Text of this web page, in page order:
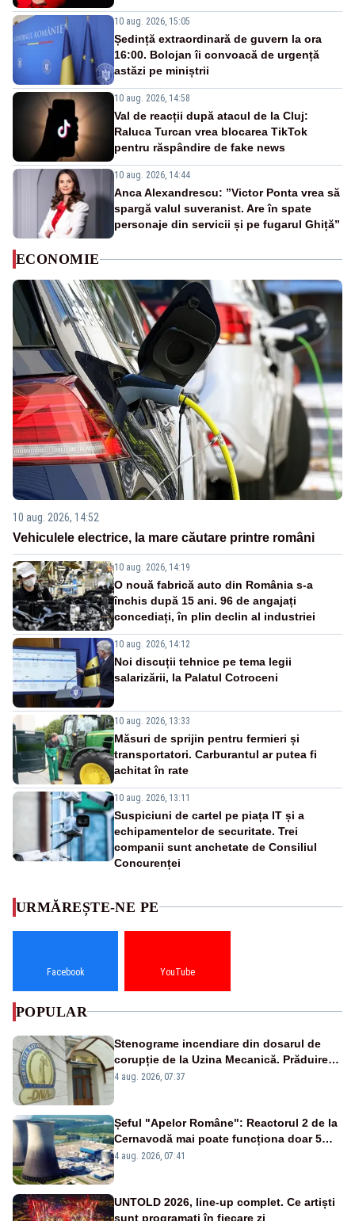
10 aug. 2026, 15:05
Ședință extraordinară de guvern la ora
16:00. Bolojan îi convoacă de urgență
astăzi pe miniștrii
10 aug. 2026, 14:58
Val de reacții după atacul de la Cluj:
Raluca Turcan vrea blocarea TikTok
pentru răspândire de fake news
10 aug. 2026, 14:44
Anca Alexandrescu: ”Victor Ponta vrea să
spargă valul suveranist. Are în spate
personaje din servicii și pe fugarul Ghiță”
ECONOMIE
10 aug. 2026, 14:52
Vehiculele electrice, la mare căutare printre români
10 aug. 2026, 14:19
O nouă fabrică auto din România s-a
închis după 15 ani. 96 de angajați
concediați, în plin declin al industriei
10 aug. 2026, 14:12
Noi discuții tehnice pe tema legii
salarizării, la Palatul Cotroceni
10 aug. 2026, 13:33
Măsuri de sprijin pentru fermieri și
transportatori. Carburantul ar putea fi
achitat în rate
10 aug. 2026, 13:11
Suspiciuni de cartel pe piața IT și a
echipamentelor de securitate. Trei
companii sunt anchetate de Consiliul
Concurenței
URMĂREȘTE-NE PE
Facebook YouTube
POPULAR
Stenograme incendiare din dosarul de
corupție de la Uzina Mecanică. Prăduirea
banilor din programul SAFE, interceptată
4 aug. 2026, 07:37
Șeful "Apelor Române": Reactorul 2 de la
Cernavodă mai poate funcționa doar 5
zile
4 aug. 2026, 07:41
UNTOLD 2026, line-up complet. Ce artiști
sunt programați în fiecare zi